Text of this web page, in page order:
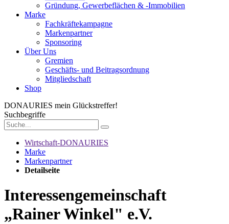
Gründung, Gewerbeflächen & -Immobilien
Marke
Fachkräftekampagne
Markenpartner
Sponsoring
Über Uns
Gremien
Geschäfts- und Beitragsordnung
Mitgliedschaft
Shop
DONAURIES mein Glückstreffer!
Suchbegriffe
Wirtschaft-DONAURIES
Marke
Markenpartner
Detailseite
Interessengemeinschaft
„Rainer Winkel" e.V.